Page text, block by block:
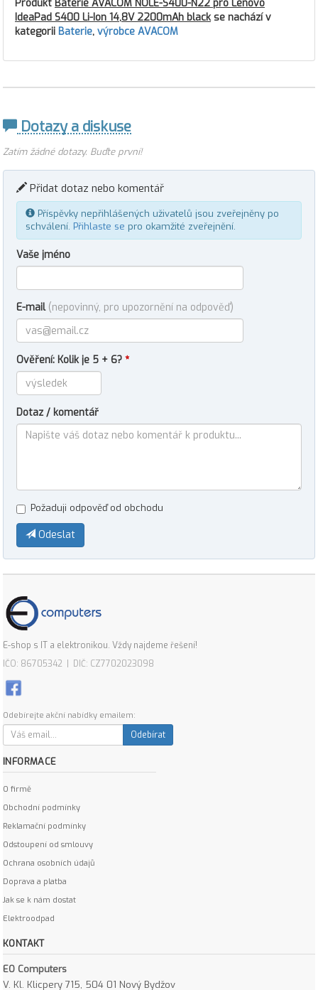
Produkt Baterie AVACOM NOLE-S400-N22 pro Lenovo
IdeaPad S400 Li-Ion 14,8V 2200mAh blackse nachází v
kategorii Baterie, výrobce AVACOM
Dotazy a diskuse
Zatím žádné dotazy. Buďte první!
Přidat dotaz nebo komentář
Příspěvky nepřihlášených uživatelů jsou zveřejněny po
schválení. Přihlaste se pro okamžité zveřejnění.
Vaše jméno
E-mail (nepovinný, pro upozornění na odpověď)
Ověření: Kolik je 5 + 6? *
Dotaz / komentář
Požaduji odpověď od obchodu
Odeslat
E-shop s IT a elektronikou. Vždy najdeme řešení!
IČO: 86705342 | DIČ: CZ7702023098
Odebírejte akční nabídky emailem:
Odebírat
INFORMACE
O firmě
Obchodní podmínky
Reklamační podmínky
Odstoupení od smlouvy
Ochrana osobních údajů
Doprava a platba
Jak se k nám dostat
Elektroodpad
KONTAKT
EO Computers
V. Kl. Klicpery 715, 504 01 Nový Bydžov